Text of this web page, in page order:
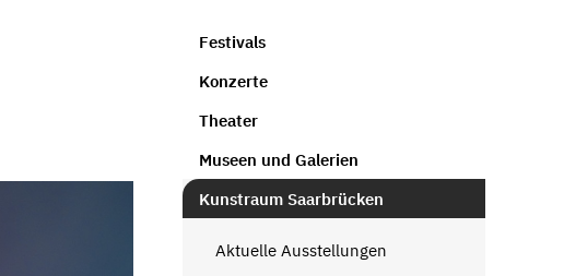
Festivals
Konzerte
Theater
Museen und Galerien
Kunstraum Saarbrücken
Aktuelle Ausstellungen